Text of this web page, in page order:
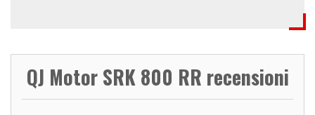
QJ Motor SRK 800 RR recensioni